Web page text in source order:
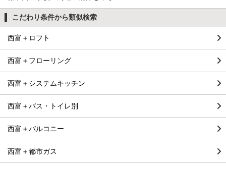
こだわり条件から類似検索
西富＋ロフト
西富＋フローリング
西富＋システムキッチン
西富＋バス・トイレ別
西富＋バルコニー
西富＋都市ガス